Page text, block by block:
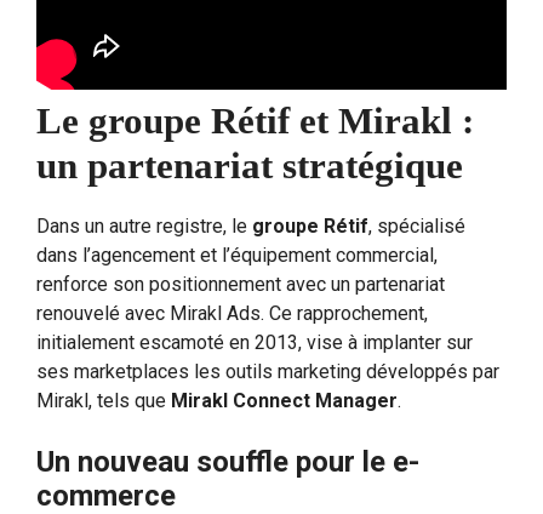
Le groupe Rétif et Mirakl :
un partenariat stratégique
Dans un autre registre, le groupe Rétif, spécialisé
dans l’agencement et l’équipement commercial,
renforce son positionnement avec un partenariat
renouvelé avec Mirakl Ads. Ce rapprochement,
initialement escamoté en 2013, vise à implanter sur
ses marketplaces les outils marketing développés par
Mirakl, tels que Mirakl Connect Manager.
Un nouveau souffle pour le e-
commerce